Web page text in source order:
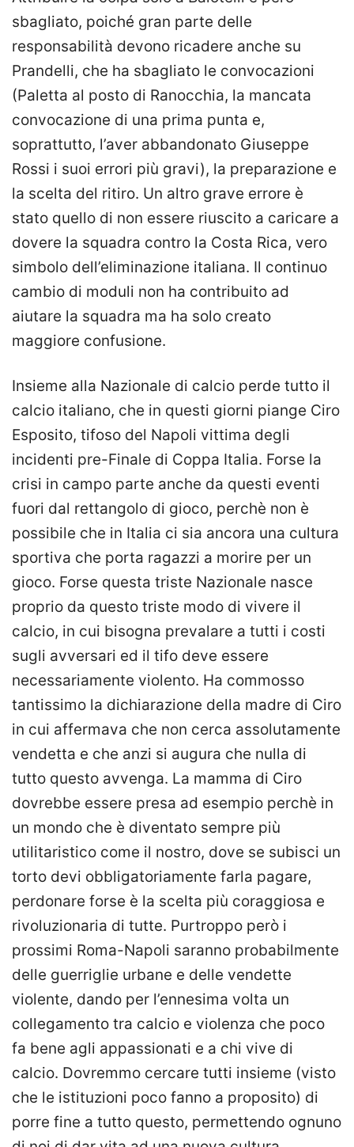
sbagliato, poiché gran parte delle
responsabilità devono ricadere anche su
Prandelli, che ha sbagliato le convocazioni
(Paletta al posto di Ranocchia, la mancata
convocazione di una prima punta e,
soprattutto, l’aver abbandonato Giuseppe
Rossi i suoi errori più gravi), la preparazione e
la scelta del ritiro. Un altro grave errore è
stato quello di non essere riuscito a caricare a
dovere la squadra contro la Costa Rica, vero
simbolo dell’eliminazione italiana. Il continuo
cambio di moduli non ha contribuito ad
aiutare la squadra ma ha solo creato
maggiore confusione.
Insieme alla Nazionale di calcio perde tutto il
calcio italiano, che in questi giorni piange Ciro
Esposito, tifoso del Napoli vittima degli
incidenti pre-Finale di Coppa Italia. Forse la
crisi in campo parte anche da questi eventi
fuori dal rettangolo di gioco, perchè non è
possibile che in Italia ci sia ancora una cultura
sportiva che porta ragazzi a morire per un
gioco. Forse questa triste Nazionale nasce
proprio da questo triste modo di vivere il
calcio, in cui bisogna prevalare a tutti i costi
sugli avversari ed il tifo deve essere
necessariamente violento. Ha commosso
tantissimo la dichiarazione della madre di Ciro
in cui affermava che non cerca assolutamente
vendetta e che anzi si augura che nulla di
tutto questo avvenga. La mamma di Ciro
dovrebbe essere presa ad esempio perchè in
un mondo che è diventato sempre più
utilitaristico come il nostro, dove se subisci un
torto devi obbligatoriamente farla pagare,
perdonare forse è la scelta più coraggiosa e
rivoluzionaria di tutte. Purtroppo però i
prossimi Roma-Napoli saranno probabilmente
delle guerriglie urbane e delle vendette
violente, dando per l’ennesima volta un
collegamento tra calcio e violenza che poco
fa bene agli appassionati e a chi vive di
calcio. Dovremmo cercare tutti insieme (visto
che le istituzioni poco fanno a proposito) di
porre fine a tutto questo, permettendo ognuno